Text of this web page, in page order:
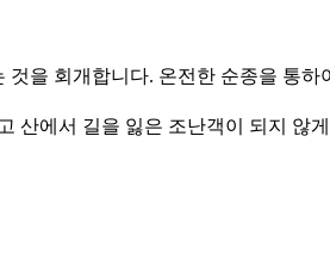
을 회개합니다. 온전한 순종을 통
산에서 길을 잃은 조난객이 되지